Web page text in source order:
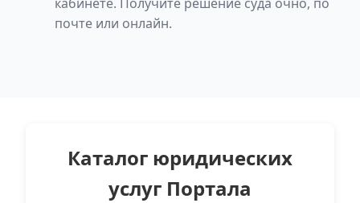
почте или онлайн.
Каталог юридических
услуг Портала